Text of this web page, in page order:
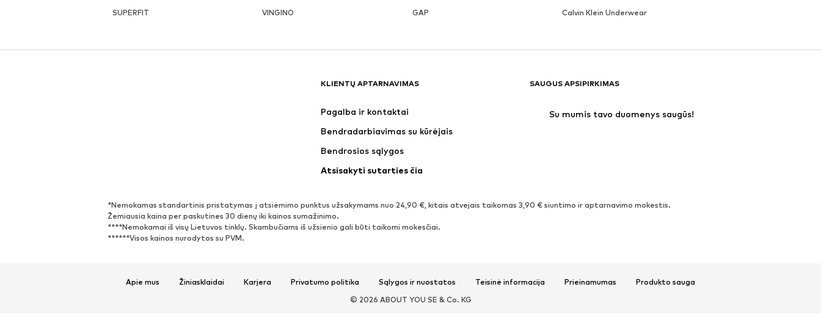
SUPERFIT
VINGINO GAP Calvin Klein Underwear
KLIENTŲ APTARNAVIMAS
Pagalba ir kontaktai
Bendradarbiavimas su kūrėjais
Bendrosios sąlygos
Atsisakyti sutarties čia
SAUGUS APSIPIRKIMAS
Su mumis tavo duomenys saugūs!
*Nemokamas standartinis pristatymas į atsiėmimo punktus užsakymams nuo 24,90 €, kitais atvejais taikomas 3,90 € siuntimo ir aptarnavimo mokestis.
Žemiausia kaina per paskutines 30 dienų iki kainos sumažinimo.
****Nemokamai iš visų Lietuvos tinklų. Skambučiams iš užsienio gali būti taikomi mokesčiai.
******Visos kainos nurodytos su PVM.
Apie mus Žiniasklaidai Karjera Privatumo politika Sąlygos ir nuostatos Teisinė informacija Prieinamumas
Produkto sauga
© 2026 ABOUT YOU SE & Co. KG